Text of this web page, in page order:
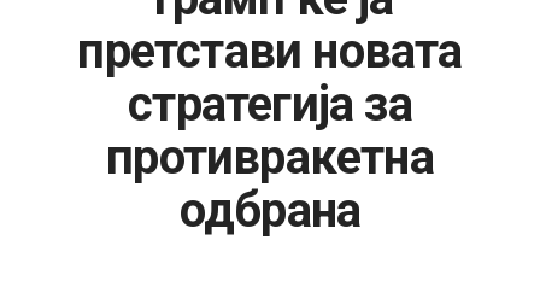
ФИНАНСИИ
БАНКАРСТВО
ЖИВОТ
претстави новата
стратегија за
противракетна
одбрана